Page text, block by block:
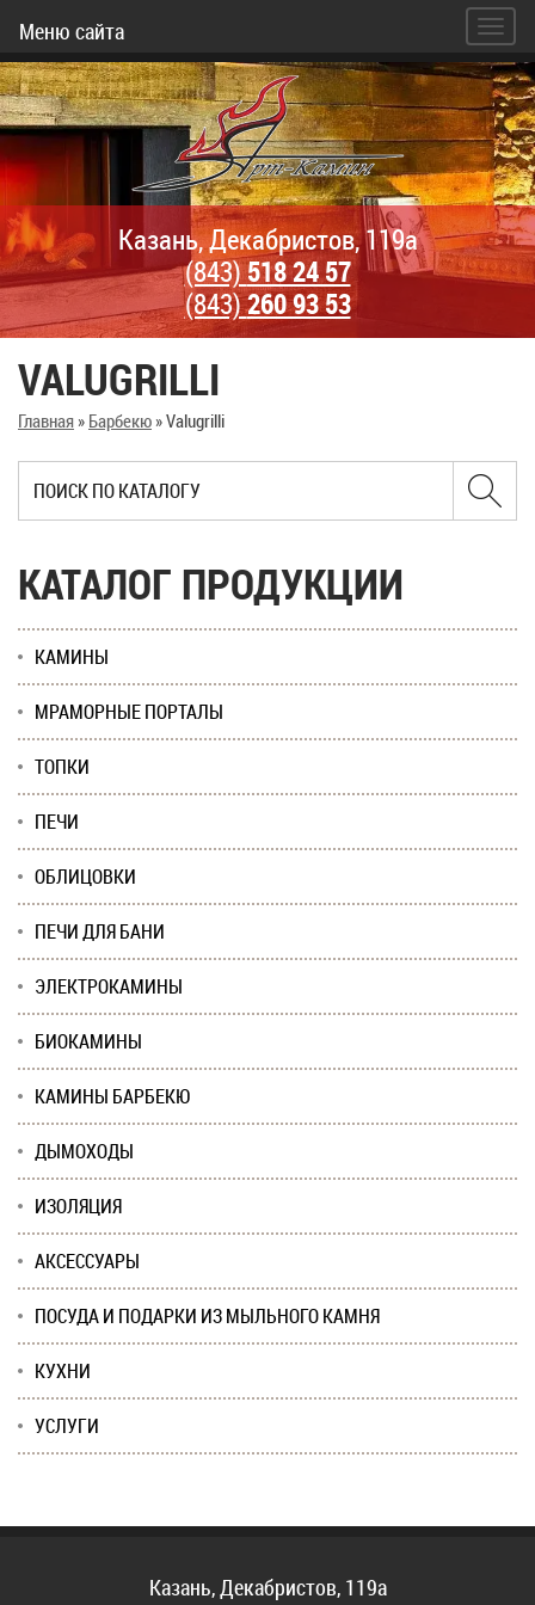
Меню сайта
Казань, Декабристов, 119а
(843)518 24 57
(843)260 93 53
VALUGRILLI
Главная» Барбекю»Valugrilli
КАТАЛОГ ПРОДУКЦИИ
КАМИНЫ
МРАМОРНЫЕ ПОРТАЛЫ
ТОПКИ
ПЕЧИ
ОБЛИЦОВКИ
ПЕЧИ ДЛЯ БАНИ
ЭЛЕКТРОКАМИНЫ
БИОКАМИНЫ
КАМИНЫ БАРБЕКЮ
ДЫМОХОДЫ
ИЗОЛЯЦИЯ
АКСЕССУАРЫ
ПОСУДА И ПОДАРКИ ИЗ МЫЛЬНОГО КАМНЯ
КУХНИ
УСЛУГИ
Казань, Декабристов, 119а